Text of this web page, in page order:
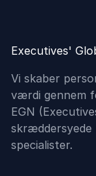
Executives'
Vi skaber
værdi gennem
EGN
specialister.